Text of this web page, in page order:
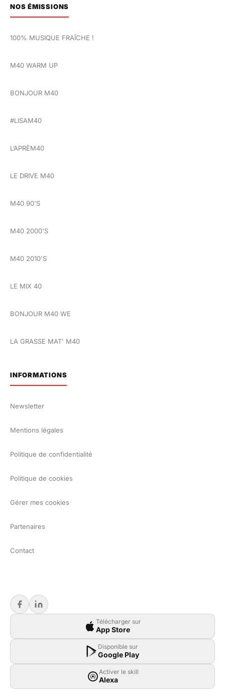
NOS ÉMISSIONS
100% MUSIQUE FRAÎCHE !
M40 WARM UP
BONJOUR M40
#LISAM40
L’APRÈM40
LE DRIVE M40
M40 90'S
M40 2000'S
M40 2010'S
LE MIX 40
BONJOUR M40 WE
LA GRASSE MAT' M40
INFORMATIONS
Newsletter
Mentions légales
Politique de confidentialité
Politique de cookies
Gérer mes cookies
Partenaires
Contact
Télécharger sur
App Store
Disponible sur
Google Play
Activer le skill
Alexa